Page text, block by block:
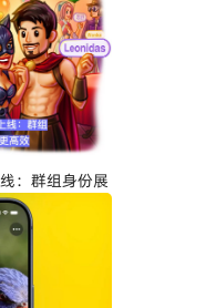
详解：增强聊
：群组身份展